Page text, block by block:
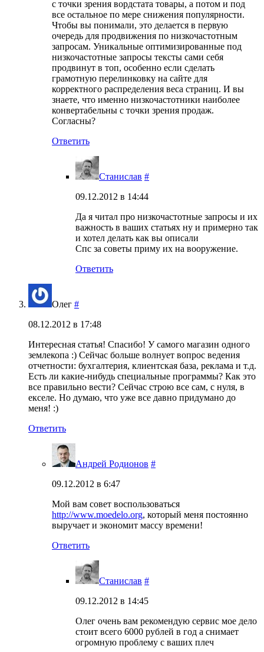
с точки зрения вордстата товары, а потом и под
все остальное по мере снижения популярности.
Чтобы вы понимали, это делается в первую
очередь для продвижения по низкочастотным
запросам. Уникальные оптимизированные под
низкочастотные запросы тексты сами себя
продвинут в топ, особенно если сделать
грамотную перелинковку на сайте для
корректного распределения веса страниц. И вы
знаете, что именно низкочастотники наиболее
конвертабельны с точки зрения продаж.
Согласны?
Ответить
Станислав #
09.12.2012 в 14:44
Да я читал про низкочастотные запросы и их
важность в ваших статьях ну и примерно так
и хотел делать как вы описали
Спс за советы приму их на вооружение.
Ответить
Олег #
08.12.2012 в 17:48
Интересная статья! Спасибо! У самого магазин одного
землекопа :) Сейчас больше волнует вопрос ведения
отчетности: бухгалтерия, клиентская база, реклама и т.д.
Есть ли какие-нибудь специальные программы? Как это
все правильно вести? Сейчас строю все сам, с нуля, в
екселе. Но думаю, что уже все давно придумано до
меня! :)
Ответить
Андрей Родионов #
09.12.2012 в 6:47
Мой вам совет воспользоваться
http://www.moedelo.org, который меня постоянно
выручает и экономит массу времени!
Ответить
Станислав #
09.12.2012 в 14:45
Олег очень вам рекомендую сервис мое дело
стоит всего 6000 рублей в год а снимает
огромную проблему с ваших плеч